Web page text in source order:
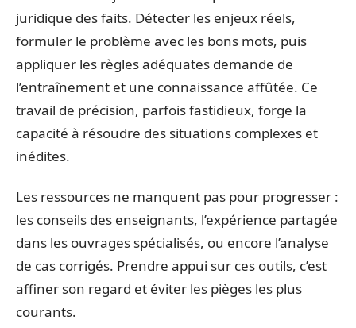
juridique des faits. Détecter les enjeux réels,
formuler le problème avec les bons mots, puis
appliquer les règles adéquates demande de
l’entraînement et une connaissance affûtée. Ce
travail de précision, parfois fastidieux, forge la
capacité à résoudre des situations complexes et
inédites.
Les ressources ne manquent pas pour progresser :
les conseils des enseignants, l’expérience partagée
dans les ouvrages spécialisés, ou encore l’analyse
de cas corrigés. Prendre appui sur ces outils, c’est
affiner son regard et éviter les pièges les plus
courants.